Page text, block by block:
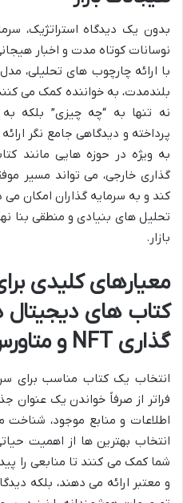
بدون یک دیدگاه استراتژیک،
نوسانات کوتاه مدت و اخبار
با ارائه چارچوب های تحلیلی،
بلندمدت، به خواننده کمک می
نه تنها به “چه چیزی” بلکه به
پرداخته و دیدگاهی جامع نگر
به ویژه در حوزه هایی مانند
گذاری خارجی، می تواند مسیر
کند و به سرمایه گذاران امکان
تحلیل های بنیادی و منطقی بنا
بازار.
معیارهای کلیدی
کتاب های دیجیتال
گذاری NFT و متاورس
فراتر از صرفاً خواندن یک
اطلاعات و منابع موجود، شناخت
انتخاب بهترین ها از اهمیت
شما کمک می کنند تا منابعی را
و معتبر ارائه می دهند، بلکه